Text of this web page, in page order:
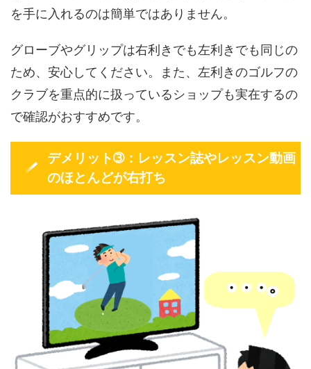
を手に入れるのは簡単ではありません。
グローブやグリップは右利きでも左利きでも同じの
ため、安心してください。また、左利きのゴルフの
クラブを重点的に扱っているショップも実在するの
で確認がおすすめです。
デメリット➂：レッスン誌やレッスン動画
のほとんどが右打ち